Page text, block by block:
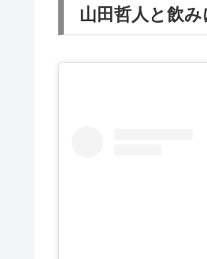
山田哲人と飲み